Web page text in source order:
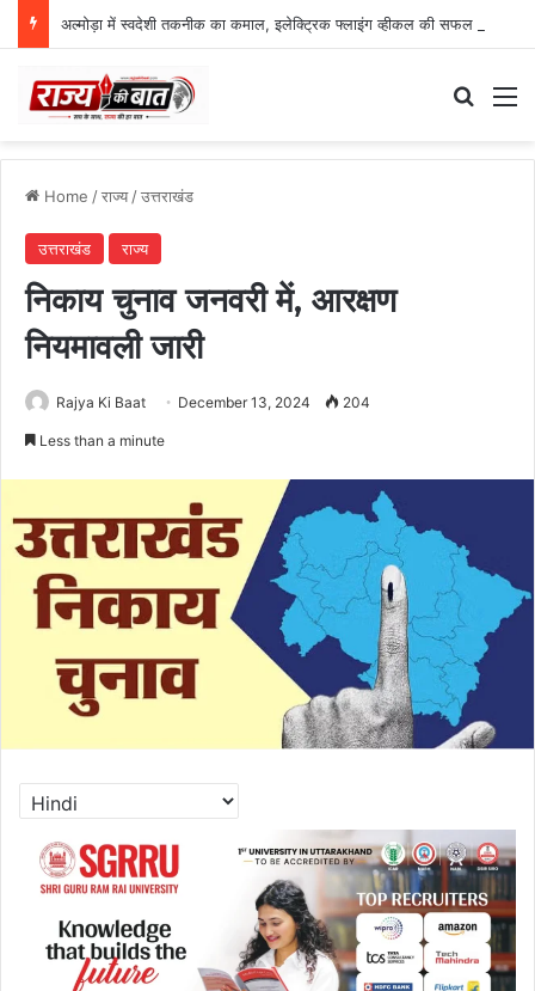
Home /राज्य/उत्तराखंड
उत्तराखंड राज्य
निकाय चुनाव जनवरी में, आरक्षण
नियमावली जारी
Rajya Ki Baat December 13, 2024 204
Less than a minute